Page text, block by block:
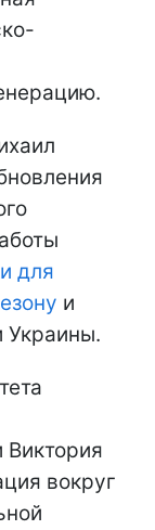
для
и
Украины.
Виктория
вокруг